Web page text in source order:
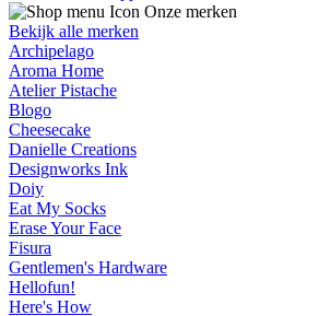
Onze merken
Bekijk alle merken
Archipelago
Aroma Home
Atelier Pistache
Blogo
Cheesecake
Danielle Creations
Designworks Ink
Doiy
Eat My Socks
Erase Your Face
Fisura
Gentlemen's Hardware
Hellofun!
Here's How